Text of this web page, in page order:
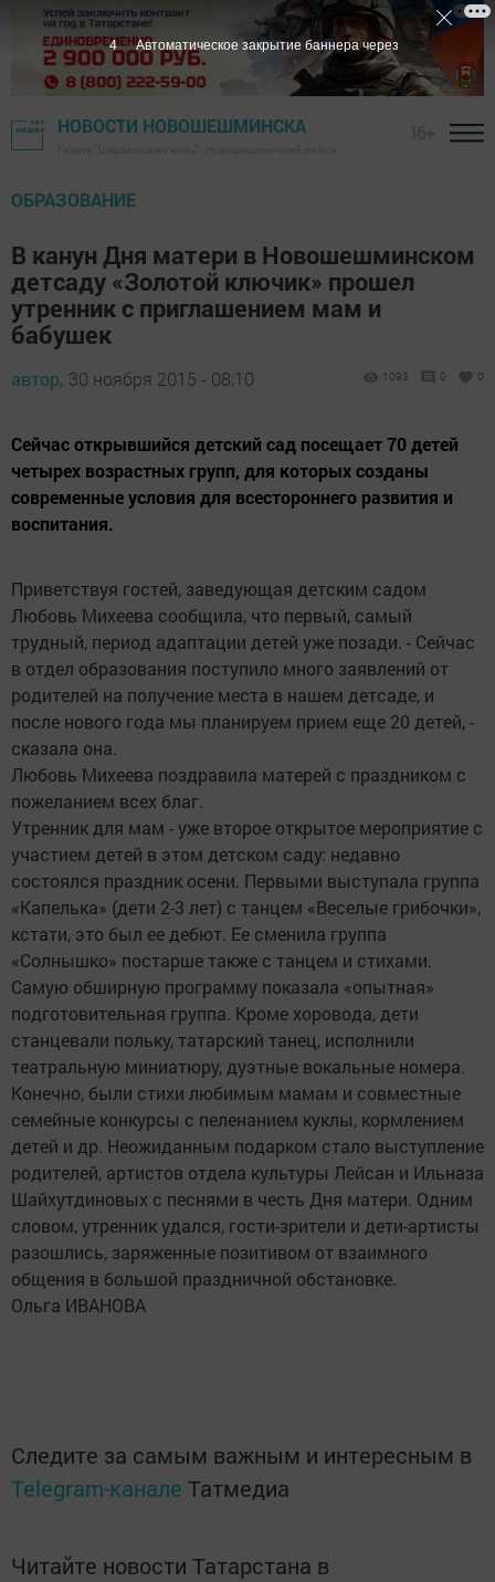
НОВОСТИ НОВОШЕШМИНСКА
ОБРАЗОВАНИЕ
В канун Дня матери в Новошешминском
детсаду «Золотой ключик» прошел
утренник с приглашением мам и
бабушек
автор, 30 ноября 2015 - 08:10 1093 0 0
Сейчас открывшийся детский сад посещает 70 детей
четырех возрастных групп, для которых созданы
современные условия для всестороннего развития и
воспитания.
Приветствуя гостей, заведующая детским садом
Любовь Михеева сообщила, что первый, самый
трудный, период адаптации детей уже позади. - Сейчас
в отдел образования поступило много заявлений от
родителей на получение места в нашем детсаде, и
после нового года мы планируем прием еще 20 детей, -
сказала она.
Любовь Михеева поздравила матерей с праздником с
пожеланием всех благ.
Утренник для мам - уже второе открытое мероприятие с
участием детей в этом детском саду: недавно
состоялся праздник осени. Первыми выступала группа
«Капелька» (дети 2-3 лет) с танцем «Веселые грибочки»,
кстати, это был ее дебют. Ее сменила группа
«Солнышко» постарше также с танцем и стихами.
Самую обширную программу показала «опытная»
подготовительная группа. Кроме хоровода, дети
станцевали польку, татарский танец, исполнили
театральную миниатюру, дуэтные вокальные номера.
Конечно, были стихи любимым мамам и совместные
семейные конкурсы с пеленанием куклы, кормлением
детей и др. Неожиданным подарком стало выступление
родителей, артистов отдела культуры Лейсан и Ильназа
Шайхутдиновых с песнями в честь Дня матери. Одним
словом, утренник удался, гости-зрители и дети-артисты
разошлись, заряженные позитивом от взаимного
общения в большой праздничной обстановке.
Ольга ИВАНОВА
Следите за самым важным и интересным в
Telegram-канале Татмедиа
Читайте новости Татарстана в
3 Автоматическое закрытие баннера через